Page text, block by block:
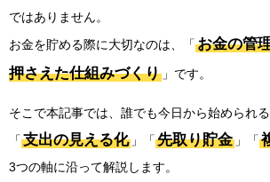
ではありません。
お金を貯める際に大切なのは、「 お金の管
押さえた仕組みづくり 」です。
そこで本記事では、誰でも今日から始められる
「 支出の見える化 」「 先取り貯金 」「
3つの軸に沿って解説します。